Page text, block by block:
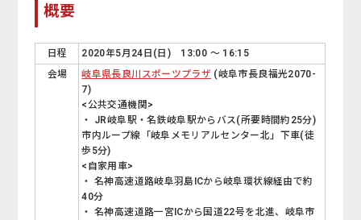
概要
日程
2020年5月24日(日) 13:00 ～ 16:15
会場
岐阜県長良川スポーツプラザ (岐阜市長良福光2070-
7)
<公共交通機関>
・ JR岐阜駅・名鉄岐阜駅からバス(所要時間約25分)
市内ループ線「岐阜メモリアルセンター北」下車(徒
歩5分)
<自家用車>
・ 名神高速道路岐阜羽島ICから岐阜環状線経由で約
40分
・ 名神高速道路一宮ICから国道22号を北進、岐阜市